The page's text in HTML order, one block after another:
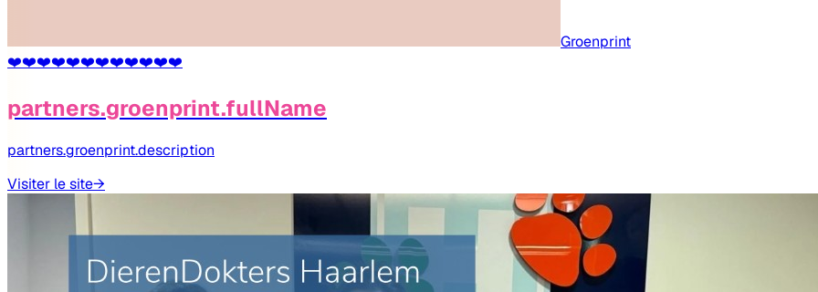
Groenprint
❤️❤️❤️❤️❤️❤️❤️❤️❤️❤️❤️❤️
partners.groenprint.fullName
partners.groenprint.description
Visiter le site→